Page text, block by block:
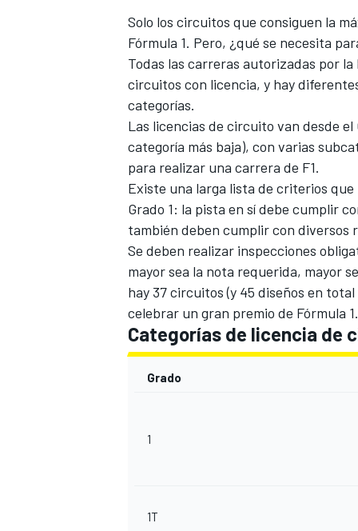
Solo los circuitos que consiguen la
Fórmula 1. Pero, ¿qué se necesita
Todas las carreras autorizadas por la
circuitos con licencia, y hay
categorías.
Las licencias de circuito van desde el
categoría más baja), con varias
para realizar una carrera de F1.
Existe una larga lista de criterios
Grado 1: la pista en sí debe cumplir
también deben cumplir con diversos
Se deben realizar inspecciones
mayor sea la nota requerida, mayor
hay 37 circuitos (y 45 diseños en
celebrar un gran premio de Fórmula 1.
Categorías de licencia de
Grado
1
1T